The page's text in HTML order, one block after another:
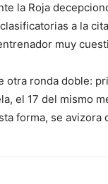
la Roja
a la
muy
otra ronda doble:
el 17 del mismo
forma, se avizora